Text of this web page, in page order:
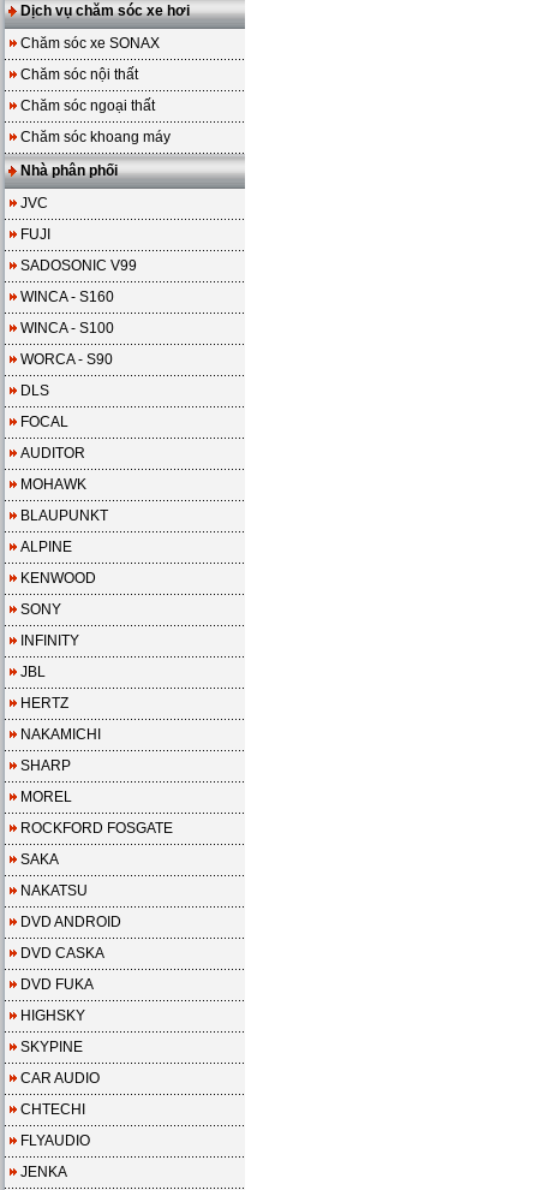
Dịch vụ chăm sóc xe hơi
Chăm sóc xe SONAX
Chăm sóc nội thất
Chăm sóc ngoại thất
Chăm sóc khoang máy
Nhà phân phối
JVC
FUJI
SADOSONIC V99
WINCA - S160
WINCA - S100
WORCA - S90
DLS
FOCAL
AUDITOR
MOHAWK
BLAUPUNKT
ALPINE
KENWOOD
SONY
INFINITY
JBL
HERTZ
NAKAMICHI
SHARP
MOREL
ROCKFORD FOSGATE
SAKA
NAKATSU
DVD ANDROID
DVD CASKA
DVD FUKA
HIGHSKY
SKYPINE
CAR AUDIO
CHTECHI
FLYAUDIO
JENKA